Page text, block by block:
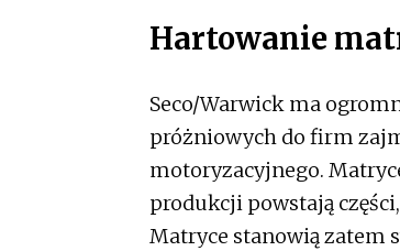
Hartowanie
Seco/Warwick ma
próżniowych do firm
motoryzacyjnego.
produkcji powstają
Matryce stanowią zatem